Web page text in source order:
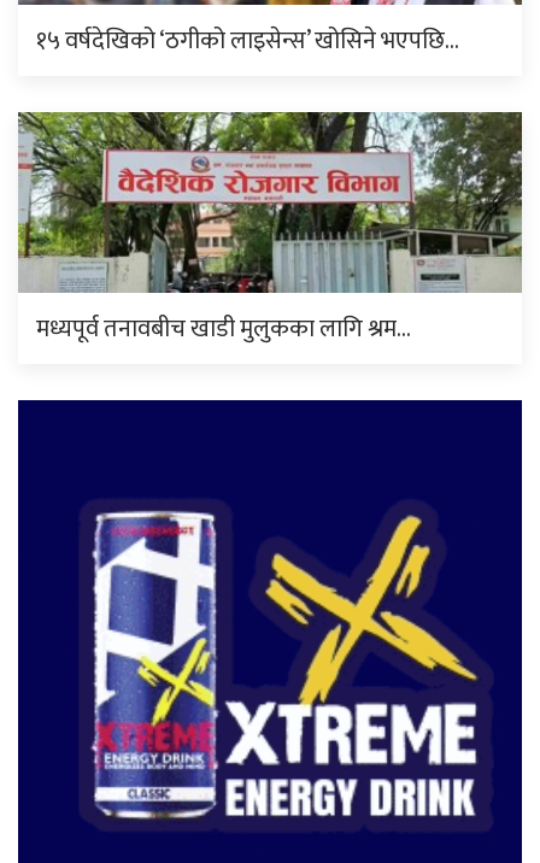
१५ वर्षदेखिको ‘ठगीको लाइसेन्स’ खोसिने भएपछि…
मध्यपूर्व तनावबीच खाडी मुलुकका लागि श्रम…